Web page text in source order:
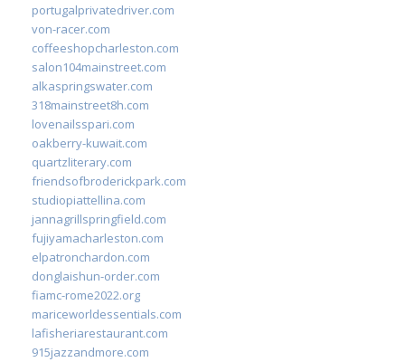
portugalprivatedriver.com
von-racer.com
coffeeshopcharleston.com
salon104mainstreet.com
alkaspringswater.com
318mainstreet8h.com
lovenailsspari.com
oakberry-kuwait.com
quartzliterary.com
friendsofbroderickpark.com
studiopiattellina.com
jannagrillspringfield.com
fujiyamacharleston.com
elpatronchardon.com
donglaishun-order.com
fiamc-rome2022.org
mariceworldessentials.com
lafisheriarestaurant.com
915jazzandmore.com